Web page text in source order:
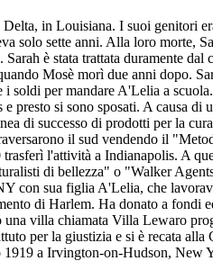
in Louisiana. I suoi genitori
solo sette anni. Alla loro morte,
è stata trattata duramente
Mosè morì due anni dopo.
per mandare A'Lelia a
presto si sono sposati. A causa
di successo di prodotti per la
il sud vendendo il
l'attività a Indianapolis. A
di bellezza" o "Walker
con sua figlia A'Lelia, che
di Harlem. Ha donato a fondi
villa chiamata Villa Lewaro
per la giustizia e si è recata
a Irvington-on-Hudson, New